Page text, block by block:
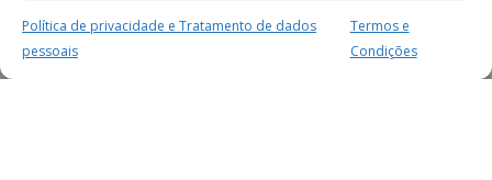
Política de privacidade e Tratamento de dados
pessoais
Termos e
Condições